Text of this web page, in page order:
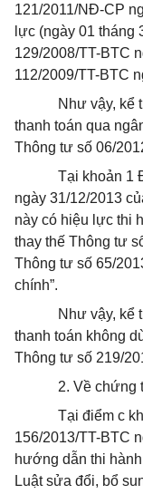
121/2011/NĐ-CP
lực (ngày 01 tháng
129/2008/TT-BTC
112/2009/TT-BTC
Như vậy, kể
thanh toán qua
Thông tư số 06/
Tại khoản 1
ngày 31/12/2013
này có hiệu lực thi
thay thế Thông tư
Thông tư số 65/
chính”.
Như vậy, kể
thanh toán không
Thông tư số 219/
2. Về chứng
Tại điểm c
156/2013/TT-BTC
hướng dẫn thi
Luật sửa đổi, bổ